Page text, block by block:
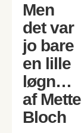
Men
det var
jo bare
en lille
løgn…
af Mette
Bloch